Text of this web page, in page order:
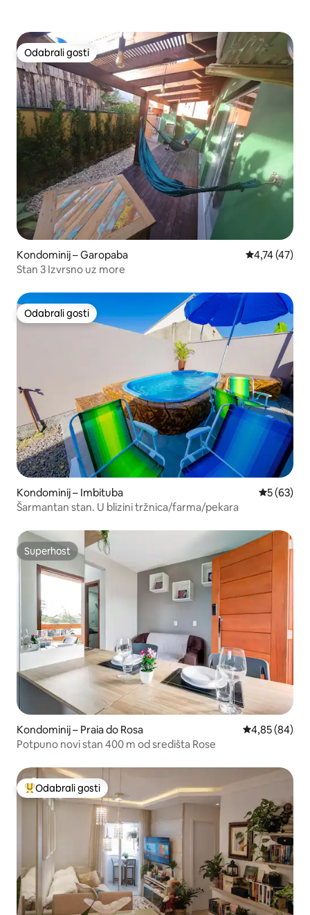
Odabrali gosti
Odabrali gosti
Kondominij – Garopaba Prosječna
4,74 (47)
Stan 3 Izvrsno uz more
Odabrali gosti
Odabrali gosti
Kondominij – Imbituba Prosječna
5 (63)
Šarmantan stan. U blizini tržnica/farma/pekara
Superhost
Superhost
Kondominij – Praia do Rosa Prosječna
4,85 (84)
Potpuno novi stan 400 m od središta Rose
Među najviše rangiranima s oznakom „Odabrali gosti”
Odabrali gosti